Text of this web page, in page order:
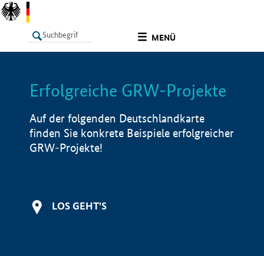
MENÜ
LISTE Info
Erfolgreiche GRW-Projekte
Auf der folgenden Deutschlandkarte
finden Sie konkrete Beispiele erfolgreicher
GRW-Projekte!
LOS GEHT'S